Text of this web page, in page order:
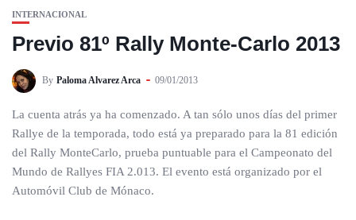
INTERNACIONAL
Previo 81º Rally Monte-Carlo 2013
By Paloma Alvarez Arca 09/01/2013
La cuenta atrás ya ha comenzado. A tan sólo unos días del primer
Rallye de la temporada, todo está ya preparado para la 81 edición
del Rally MonteCarlo, prueba puntuable para el Campeonato del
Mundo de Rallyes FIA 2.013. El evento está organizado por el
Automóvil Club de Mónaco.